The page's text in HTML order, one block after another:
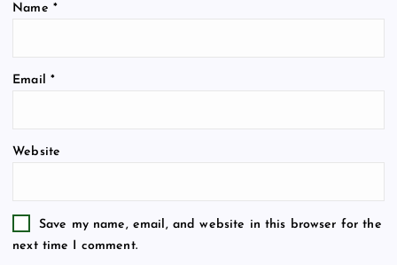
Name *
Email *
Website
Save my name, email, and website in this browser for the
next time I comment.